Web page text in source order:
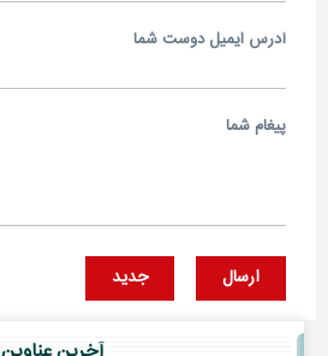
آدرس ايميل دوست شما
پيغام شما
ارسال جديد